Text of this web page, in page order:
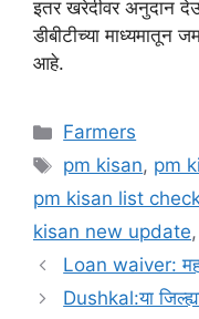
इतर खरेदीवर अनुदान
डीबीटीच्या माध्यमातून
आहे.
Categories
Farmers
Tags
pm kisan, pm
pm kisan list
kisan new update,
Loan waiver:
Dushkal:या